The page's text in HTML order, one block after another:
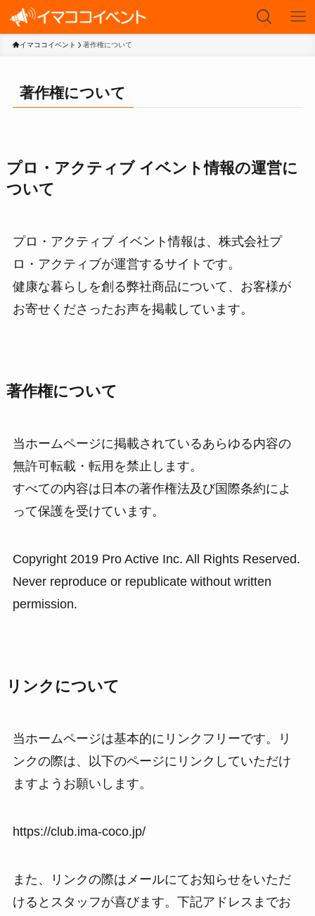
イマココイベント 著作権について
著作権について
プロ・アクティブ イベント情報の運営に
ついて
プロ・アクティブ イベント情報は、株式会社プ
ロ・アクティブが運営するサイトです。
健康な暮らしを創る弊社商品について、お客様が
お寄せくださったお声を掲載しています。
著作権について
当ホームページに掲載されているあらゆる内容の
無許可転載・転用を禁止します。
すべての内容は日本の著作権法及び国際条約によ
って保護を受けています。
Copyright 2019 Pro Active Inc. All Rights Reserved.
Never reproduce or republicate without written
permission.
リンクについて
当ホームページは基本的にリンクフリーです。リ
ンクの際は、以下のページにリンクしていただけ
ますようお願いします。
https://club.ima-coco.jp/
また、リンクの際はメールにてお知らせをいただ
けるとスタッフが喜びます。下記アドレスまでお